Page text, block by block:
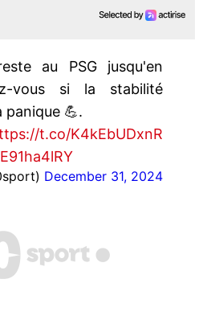
au PSG jusqu'en
vous si la stabilité
panique 💪.
t.co/K4kEbUDxnR
December 31, 2024